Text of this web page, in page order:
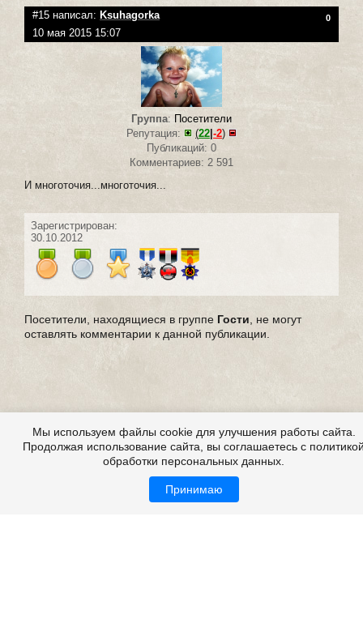
#15 написал: Ksuhagorka 0
10 мая 2015 15:07
Группа: Посетители
Репутация:
(22|-2)
Публикаций: 0
Комментариев: 2 591
И многоточия...многоточия...
Зарегистрирован:
30.10.2012
Посетители, находящиеся в группе Гости , не могут
оставлять комментарии к данной публикации.
Мы используем файлы cookie для улучшения работы сайта.
Продолжая использование сайта, вы соглашаетесь с
обработки персональных данных.
Принимаю